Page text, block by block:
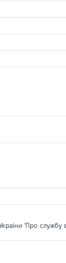
'Про службу